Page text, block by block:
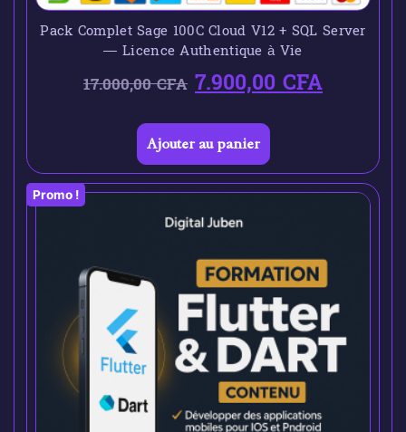
Pack Complet Sage 100C Cloud V12 + SQL Server
— Licence Authentique à Vie
17.000,00CFA 7.900,00CFA
Ajouter au panier
Promo !